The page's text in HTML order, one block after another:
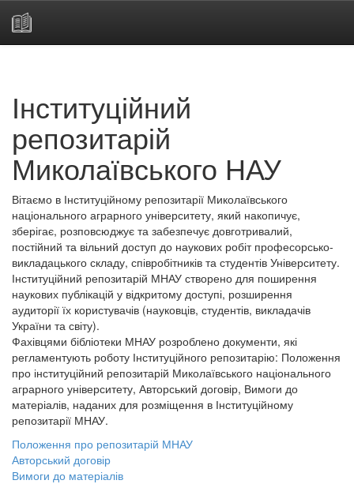
Інституційний
репозитарій
Миколаївського НАУ
Вітаємо в Інституційному репозитарії Миколаївського
національного аграрного університету, який накопичує,
зберігає, розповсюджує та забезпечує довготривалий,
постійний та вільний доступ до наукових робіт професорсько-
викладацького складу, співробітників та студентів Університету.
Інституційний репозитарій МНАУ створено для поширення
наукових публікацій у відкритому доступі, розширення
аудиторії їх користувачів (науковців, студентів, викладачів
України та світу).
Фахівцями бібліотеки МНАУ розроблено документи, які
регламентують роботу Інституційного репозитарію: Положення
про інституційний репозитарій Миколаївського національного
аграрного університету, Авторський договір, Вимоги до
матеріалів, наданих для розміщення в Інституційному
репозитарії МНАУ.
Положення про репозитарій МНАУ
Авторський договір
Вимоги до матеріалів